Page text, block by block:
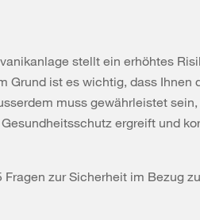
stellt ein erhöhtes
Grund ist es wichtig, dass Ihnen
muss gewährleistet
ergreift und
zur Sicherheit im Bezug